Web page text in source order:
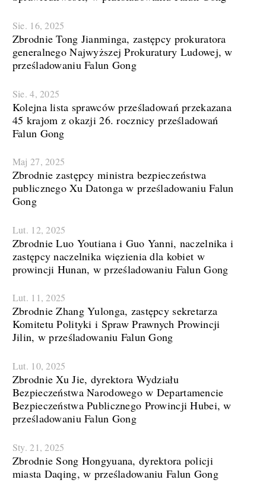
Sie. 16, 2025
Zbrodnie Tong Jianminga, zastępcy prokuratora
generalnego Najwyższej Prokuratury Ludowej, w
prześladowaniu Falun Gong
Sie. 4, 2025
Kolejna lista sprawców prześladowań przekazana
45 krajom z okazji 26. rocznicy prześladowań
Falun Gong
Maj 27, 2025
Zbrodnie zastępcy ministra bezpieczeństwa
publicznego Xu Datonga w prześladowaniu Falun
Gong
Lut. 12, 2025
Zbrodnie Luo Youtiana i Guo Yanni, naczelnika i
zastępcy naczelnika więzienia dla kobiet w
prowincji Hunan, w prześladowaniu Falun Gong
Lut. 11, 2025
Zbrodnie Zhang Yulonga, zastępcy sekretarza
Komitetu Polityki i Spraw Prawnych Prowincji
Jilin, w prześladowaniu Falun Gong
Lut. 10, 2025
Zbrodnie Xu Jie, dyrektora Wydziału
Bezpieczeństwa Narodowego w Departamencie
Bezpieczeństwa Publicznego Prowincji Hubei, w
prześladowaniu Falun Gong
Sty. 21, 2025
Zbrodnie Song Hongyuana, dyrektora policji
miasta Daqing, w prześladowaniu Falun Gong